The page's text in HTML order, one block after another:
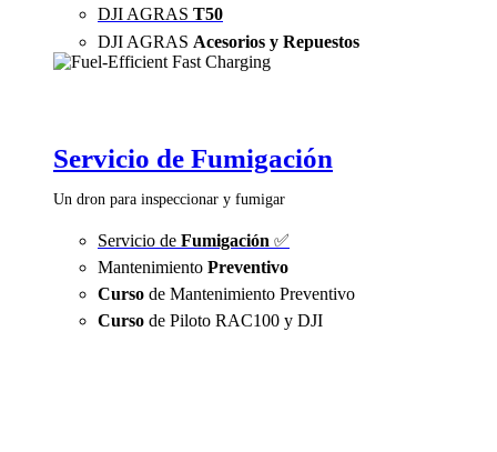
DJI AGRAS T50
DJI AGRAS Acesorios y Repuestos
Servicio de Fumigación
Un dron para inspeccionar y fumigar
Servicio de Fumigación ✅
Mantenimiento Preventivo
Curso de Mantenimiento Preventivo
Curso de Piloto RAC100 y DJI